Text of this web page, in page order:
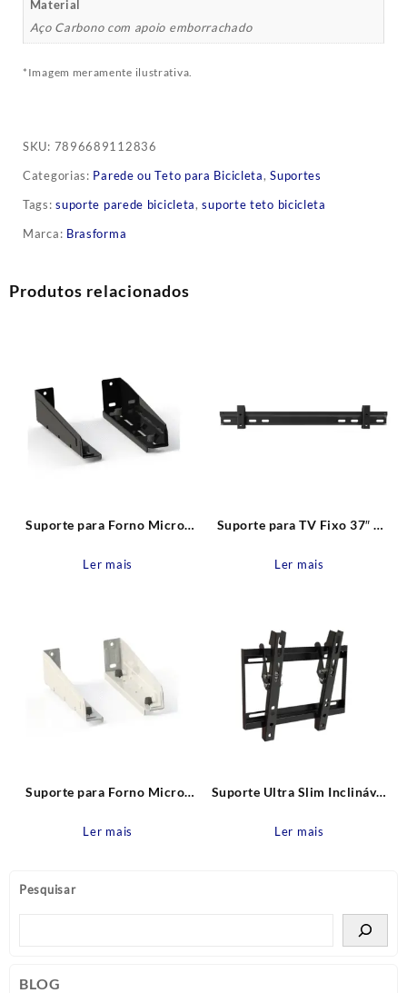
Pesquisar
BLOG
Material
Aço Carbono com apoio emborrachado
*Imagem meramente ilustrativa.
SKU: 7896689112836
Categorias: Parede ou Teto para Bicicleta,Suportes
Tags:suporte parede bicicleta,suporte teto bicicleta
Marca: Brasforma
Produtos relacionados
Suporte para Forno Micro-
Brasforma
Ler mais
Suporte para TV Fixo 37″ –
Ler mais
Suporte para Forno Micro-
Brasforma
Ler mais
Suporte Ultra Slim Inclinável
SBRP215 Brasforma
Ler mais